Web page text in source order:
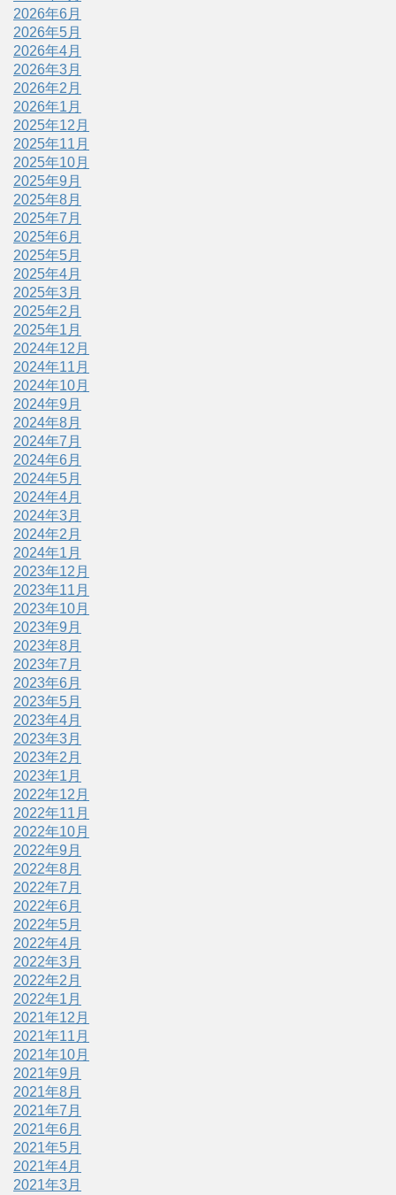
2026年6月
2026年5月
2026年4月
2026年3月
2026年2月
2026年1月
2025年12月
2025年11月
2025年10月
2025年9月
2025年8月
2025年7月
2025年6月
2025年5月
2025年4月
2025年3月
2025年2月
2025年1月
2024年12月
2024年11月
2024年10月
2024年9月
2024年8月
2024年7月
2024年6月
2024年5月
2024年4月
2024年3月
2024年2月
2024年1月
2023年12月
2023年11月
2023年10月
2023年9月
2023年8月
2023年7月
2023年6月
2023年5月
2023年4月
2023年3月
2023年2月
2023年1月
2022年12月
2022年11月
2022年10月
2022年9月
2022年8月
2022年7月
2022年6月
2022年5月
2022年4月
2022年3月
2022年2月
2022年1月
2021年12月
2021年11月
2021年10月
2021年9月
2021年8月
2021年7月
2021年6月
2021年5月
2021年4月
2021年3月